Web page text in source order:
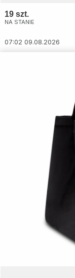
19 szt.
NA STANIE
07:02 09.08.2026